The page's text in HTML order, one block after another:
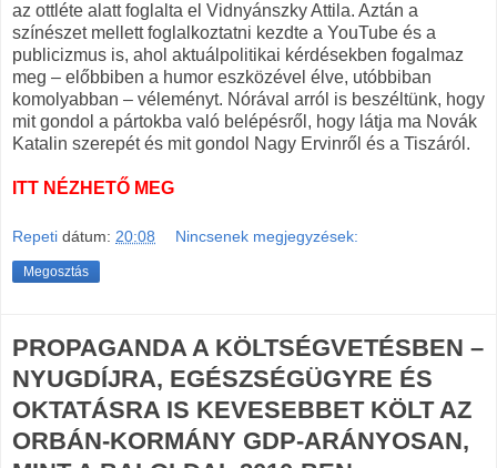
az ottléte alatt foglalta el Vidnyánszky Attila. Aztán a
színészet mellett foglalkoztatni kezdte a YouTube és a
publicizmus is, ahol aktuálpolitikai kérdésekben fogalmaz
meg – előbbiben a humor eszközével élve, utóbbiban
komolyabban – véleményt. Nórával arról is beszéltünk, hogy
mit gondol a pártokba való belépésről, hogy látja ma Novák
Katalin szerepét és mit gondol Nagy Ervinről és a Tiszáról.
ITT NÉZHETŐ MEG
Repeti dátum: 20:08 Nincsenek megjegyzések:
Megosztás
PROPAGANDA A KÖLTSÉGVETÉSBEN –
NYUGDÍJRA, EGÉSZSÉGÜGYRE ÉS
OKTATÁSRA IS KEVESEBBET KÖLT AZ
ORBÁN-KORMÁNY GDP-ARÁNYOSAN,